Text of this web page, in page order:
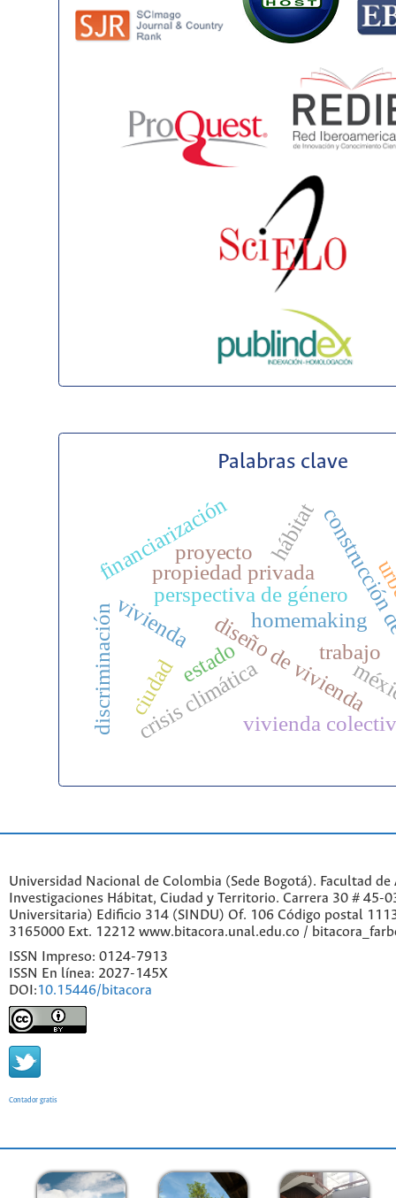
Palabras clave
diseño de vivienda
perspectiva de género
homemaking
vivienda
proyecto
crisis climática
financiarización
propiedad privada
estado
vivienda
hábitat
discriminación trabajo
ciudad
Universidad Nacional de Colombia (Sede Bogotá). Facultad
Investigaciones Hábitat, Ciudad y Territorio. Carrera 30 # 45-
Universitaria) Edificio 314 (SINDU) Of. 106 Código postal
3165000 Ext. 12212 www.bitacora.unal.edu.co /
ISSN Impreso: 0124-7913
ISSN En línea: 2027-145X
DOI:10.15446/bitacora
Contador gratis